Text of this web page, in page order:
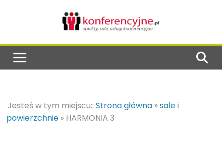
Jesteś w tym miejscu:: Strona główna »sale i
powierzchnie » HARMONIA 3